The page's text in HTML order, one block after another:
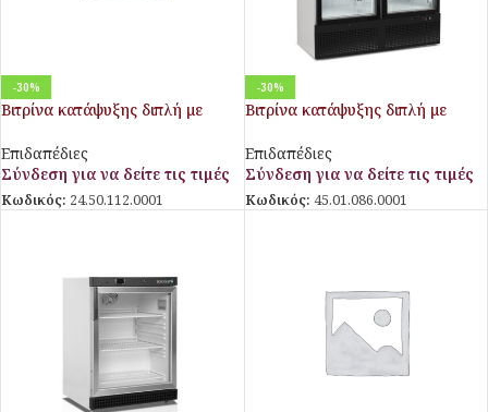
-30%
Βιτρίνα κατάψυξης διπλή με
BLACK
Επιδαπέδιες
Σύνδεση για να δείτε τις τιμές
Κωδικός: 24.50.112.0001
-30%
Βιτρίνα κατάψυξης διπλή με
Επιδαπέδιες
Σύνδεση για να δείτε τις τιμές
Κωδικός: 45.01.086.0001